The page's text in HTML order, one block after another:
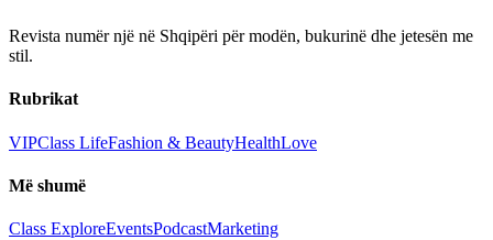
Revista numër një në Shqipëri për modën, bukurinë dhe jetesën me
stil.
Rubrikat
VIPClass LifeFashion & BeautyHealthLove
Më shumë
Class ExploreEventsPodcastMarketing